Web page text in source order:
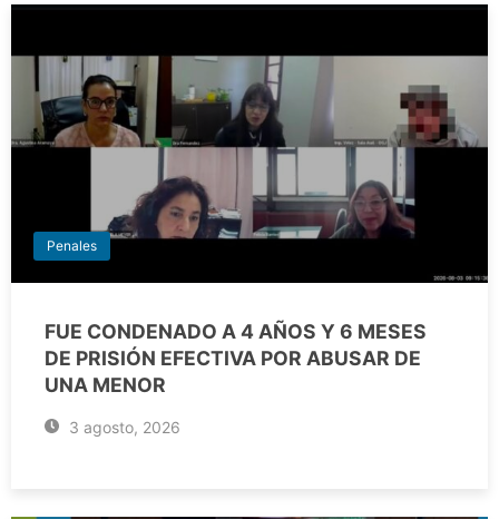
Penales
FUE CONDENADO A 4 AÑOS Y 6 MESES
DE PRISIÓN EFECTIVA POR ABUSAR DE
UNA MENOR
3 agosto, 2026